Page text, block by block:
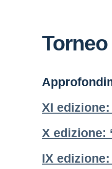
XI
X edizione:
IX